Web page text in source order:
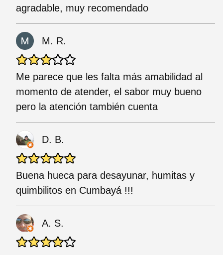
agradable, muy recomendado
M. R.
Me parece que les falta más amabilidad al
momento de atender, el sabor muy bueno
pero la atención también cuenta
D. B.
Buena hueca para desayunar, humitas y
quimbilitos en Cumbayá !!!
A. S.